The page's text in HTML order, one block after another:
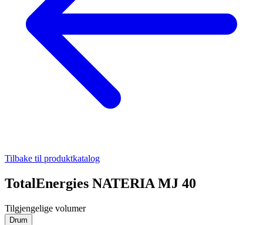
Tilbake til produktkatalog
TotalEnergies NATERIA MJ 40
Tilgjengelige volumer
Drum